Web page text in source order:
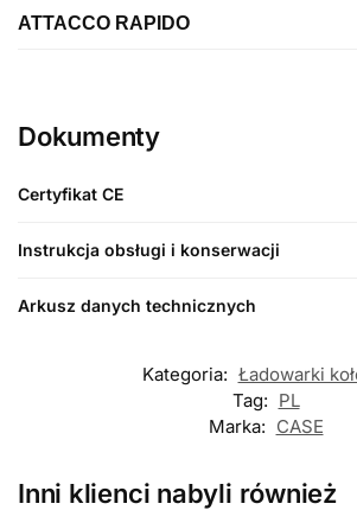
Etykieta
Impregnaty
ATTACCO RAPIDO
CNH
Modello
Dokumenty
Certyfikat CE
Instrukcja obsługi i konserwacji
Arkusz danych technicznych
Kategoria: Ładowarki
Tag: PL
Marka: CASE
Inni klienci nabyli również